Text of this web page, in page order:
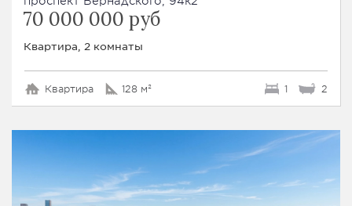
70 000 000 руб
Квартира, 2 комнаты
Квартира 128 м² 1 2